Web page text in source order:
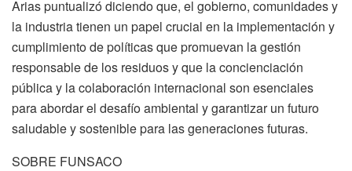
Arias puntualizó diciendo que, el gobierno, comunidades y
la industria tienen un papel crucial en la implementación y
cumplimiento de políticas que promuevan la gestión
responsable de los residuos y que la concienciación
pública y la colaboración internacional son esenciales
para abordar el desafío ambiental y garantizar un futuro
saludable y sostenible para las generaciones futuras.
SOBRE FUNSACO